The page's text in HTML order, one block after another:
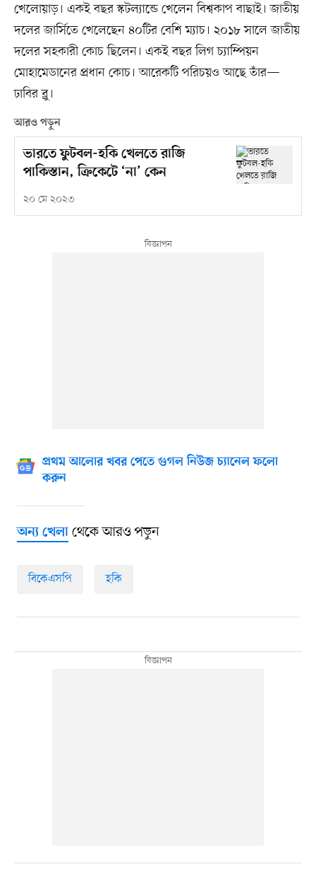
খেলোয়াড়। একই বছর স্কটল্যান্ডে খেলেন বিশ্বকাপ বাছাই। জাতীয়
দলের জার্সিতে খেলেছেন ৪০টির বেশি ম্যাচ। ২০১৮ সালে জাতীয়
দলের সহকারী কোচ ছিলেন। একই বছর লিগ চ্যাম্পিয়ন
মোহামেডানের প্রধান কোচ। আরেকটি পরিচয়ও আছে তাঁর—
ঢাবির ব্লু।
আরও পড়ুন
ভারতে ফুটবল-হকি খেলতে রাজি
পাকিস্তান, ক্রিকেটে ‘না’ কেন
২০ মে ২০২৩
প্রথম আলোর খবর পেতে গুগল নিউজ চ্যানেল ফলো
করুন
অন্য খেলাথেকে আরও পড়ুন
বিকেএসপি হকি